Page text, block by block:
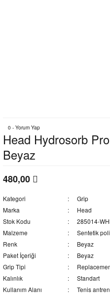
0 - Yorum Yap
Head Hydrosorb
Beyaz
480,00
Kategori
Grip
Marka
Head
Stok Kodu
285014-
Malzeme
Sentetik
Renk
Beyaz
Paket İçeriği
Beyaz
Grip Tipi
Kalınlık
Standart
Kullanım Alanı
Tenis